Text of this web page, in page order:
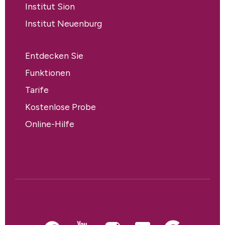
Institut Sion
Institut Neuenburg
Entdecken Sie
Funktionen
Tarife
Kostenlose Probe
Online-Hilfe